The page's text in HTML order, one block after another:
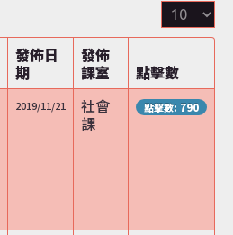
顯
示
目
發佈日
期
發佈
課室
點擊數
2019/11/21
社會
課
點擊數: 790